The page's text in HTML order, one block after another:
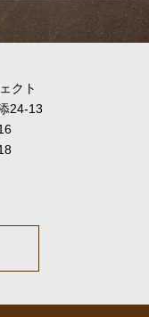
クト
24-13